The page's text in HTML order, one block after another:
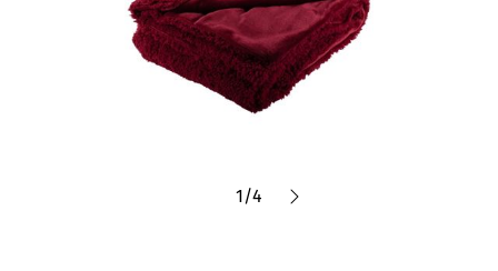
1/4